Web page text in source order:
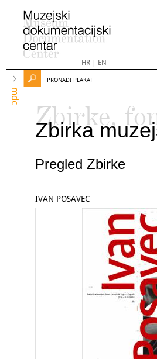
HR| EN
mdc
PRONAĐI PLAKAT
Zbirke,
Zbirka
Pregled Zbirke
IVAN POSAVEC